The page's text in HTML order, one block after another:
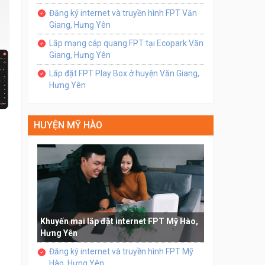
Đăng ký internet và truyền hình FPT Văn
Giang, Hưng Yên
Lắp mạng cáp quang FPT tại Ecopark Văn
Giang, Hưng Yên
Lắp đặt FPT Play Box ở huyện Văn Giang,
Hưng Yên
HUYỆN MỸ HÀO
Khuyến mại lắp đặt internet FPT Mỹ Hào,
Hưng Yên
Đăng ký internet và truyền hình FPT Mỹ